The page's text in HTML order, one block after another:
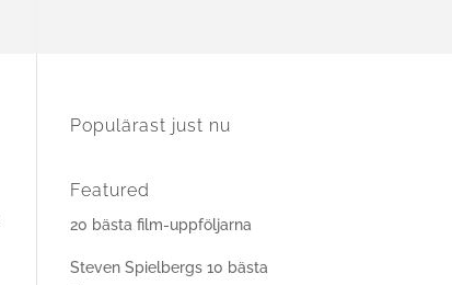
Populärast just nu
Featured
20 bästa film-uppföljarna
Steven Spielbergs 10 bästa